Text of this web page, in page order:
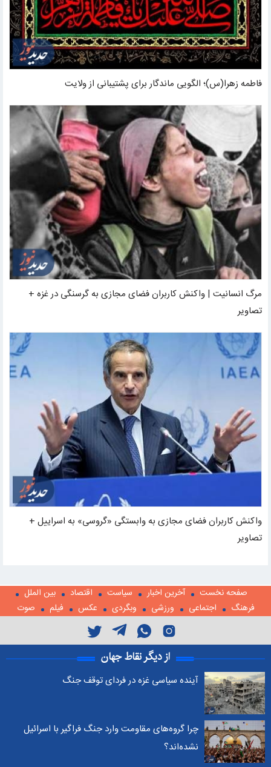
فاطمه زهرا(س)؛ الگویی ماندگار برای پشتیبانی از ولایت
مرگ انسانیت | واکنش کاربران فضای مجازی به گرسنگی در غزه +
تصاویر
واکنش کاربران فضای مجازی به وابستگی «گروسی» به اسراییل +
تصاویر
صفحه نخست آخرین اخبار سیاست اقتصاد
بین الملل
فرهنگ
اجتماعی ورزشی وبگردی عکس فیلم صوت
از دیگر نقاط جهان
آینده سیاسی غزه در فردای توقف جنگ
چرا گروه‌های مقاومت وارد جنگ فراگیر با اسرائیل
نشده‌اند؟